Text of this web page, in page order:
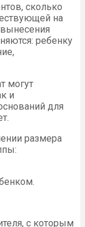
сколько
на
ребенку
могут
и
для
размера
с которым